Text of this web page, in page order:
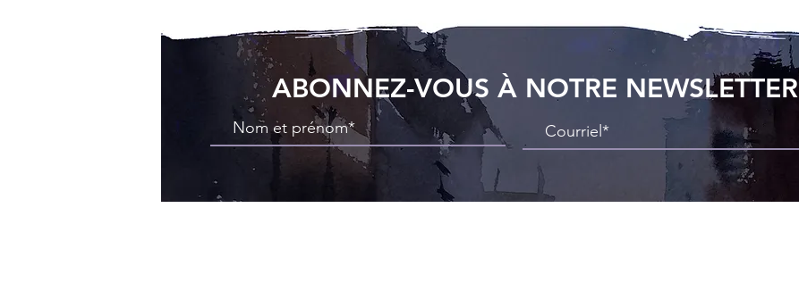
ABONNEZ-VOUS À NOTRE NEWSLETTER